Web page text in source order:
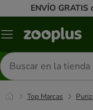
ENVÍO
Menú
Buscar
productos
Top Marcas